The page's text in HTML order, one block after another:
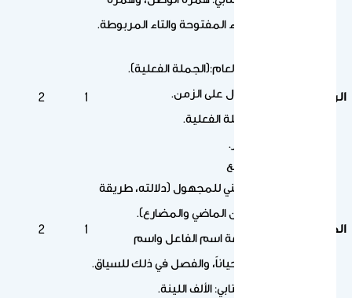
القطع، التاء المفتوحة والتاء المربوطة.
الرابع
الموضوع العام:(الجملة الفعلية).
دلالة الأفعال على الزمن.
أركان الجملة الفعلية.
الفعل الأمر.
1
2
الخامس
تابع النص الرابع
الفعل المبني للمجهول (دلالته، طريقة
صياغته من الماضي والمضارع).
تشابه صيغة اسم الفاعل واسم
المفعول أحياناً، والفصل في ذلك للسياق.
الرسم الكتابي: الألف اللينة.
1
2